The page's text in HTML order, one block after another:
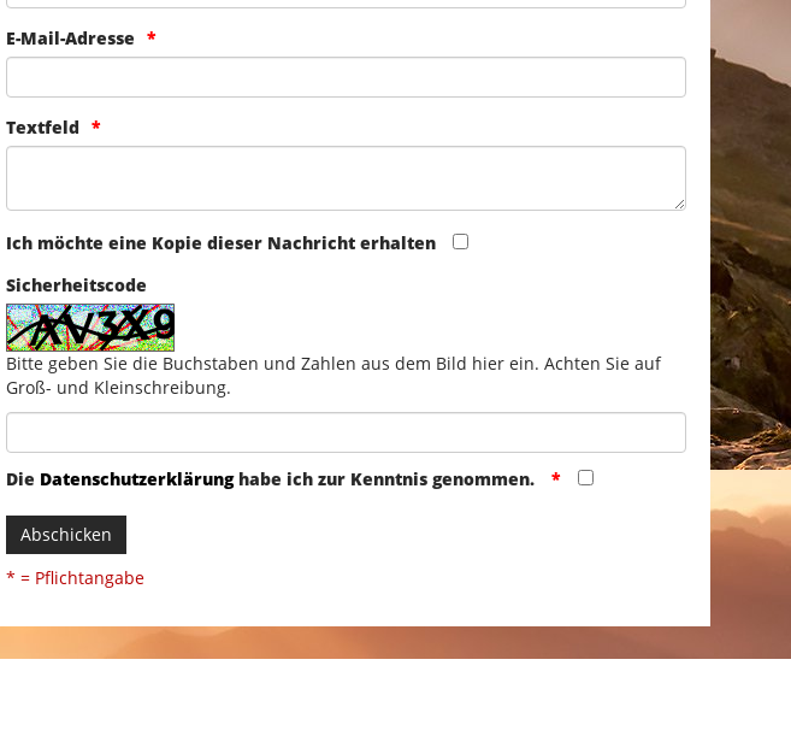
E-Mail-Adresse
Textfeld
Ich möchte eine Kopie dieser Nachricht erhalten
Sicherheitscode
Bitte geben Sie die Buchstaben und Zahlen aus dem Bild hier ein. Achten Sie auf
Groß- und Kleinschreibung.
Die Datenschutzerklärunghabe ich zur Kenntnis genommen.
Abschicken
* = Pflichtangabe